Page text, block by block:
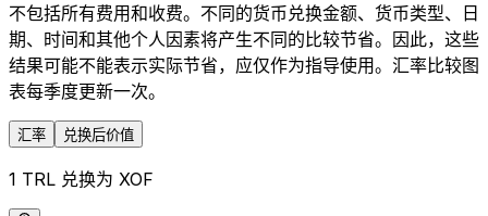
不包括所有费用和收费。不同的货币兑换金额、货币类型、日
期、时间和其他个人因素将产生不同的比较节省。因此，这些
结果可能不能表示实际节省，应仅作为指导使用。汇率比较图
表每季度更新一次。
汇率 兑换后价值
1 TRL 兑换为 XOF